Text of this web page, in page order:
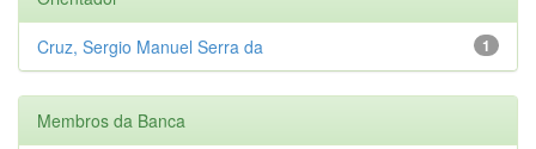
1
Cruz, Sergio Manuel Serra da
Membros da Banca